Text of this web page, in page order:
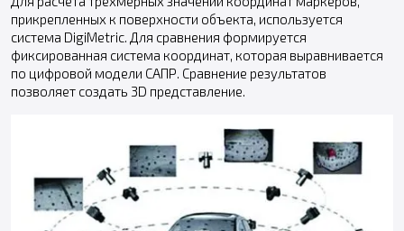
прикрепленных к поверхности объекта, используется
система DigiMetric. Для сравнения формируется
фиксированная система координат, которая выравнивается
по цифровой модели САПР. Сравнение результатов
позволяет создать 3D представление.